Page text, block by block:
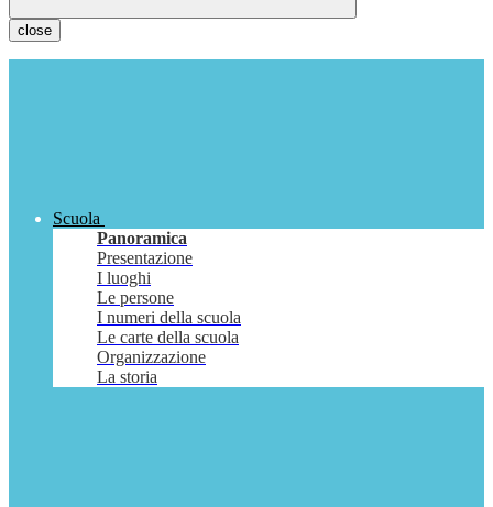
close
Scuola
Panoramica
Presentazione
I luoghi
Le persone
I numeri della scuola
Le carte della scuola
Organizzazione
La storia